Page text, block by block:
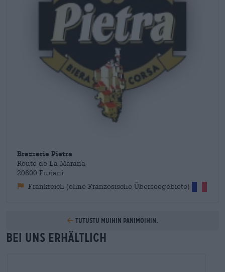
Brasserie Pietra
Route de La Marana
20600 Furiani
Frankreich (ohne Französische Überseegebiete)
Tutustu muihin panimoihin.
Bei uns erhältlich